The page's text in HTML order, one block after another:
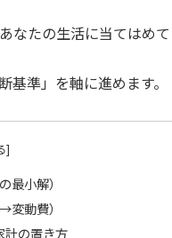
なたの生活に当てはめて
準」を軸に進めます。
最小解）
動費）
計の置き方